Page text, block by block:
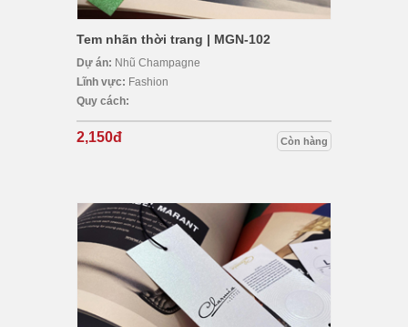
Tem nhãn thời trang | MGN-102
Dự án: Nhũ Champagne
Lĩnh vực: Fashion
Quy cách:
2,150đ Còn hàng